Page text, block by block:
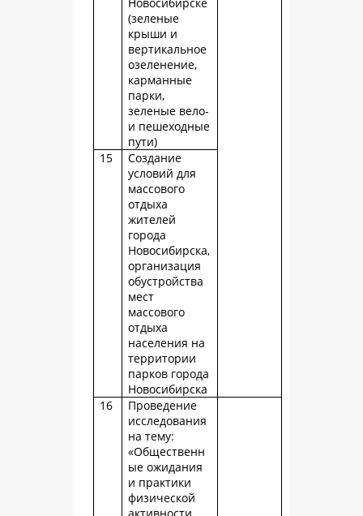
(зеленые
крыши и
вертикальное
озеленение,
карманные
парки,
зеленые вело-
и пешеходные
пути)
15
Создание
условий для
массового
отдыха
жителей
города
Новосибирска,
организация
обустройства
мест
массового
отдыха
населения на
территории
парков города
Новосибирска
16
Проведение
исследования
на тему:
«Общественн
ые ожидания
и практики
физической